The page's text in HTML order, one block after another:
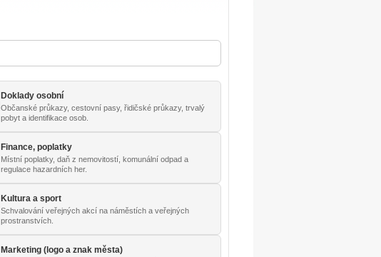
Doklady osobní
Občanské průkazy, cestovní pasy, řidičské průkazy, trvalý
pobyt a identifikace osob.
Finance, poplatky
Místní poplatky, daň z nemovitostí, komunální odpad a
regulace hazardních her.
Kultura a sport
Schvalování veřejných akcí na náměstích a veřejných
prostranstvích.
Marketing (logo a znak města)